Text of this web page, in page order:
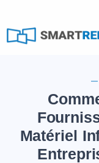
Matériel